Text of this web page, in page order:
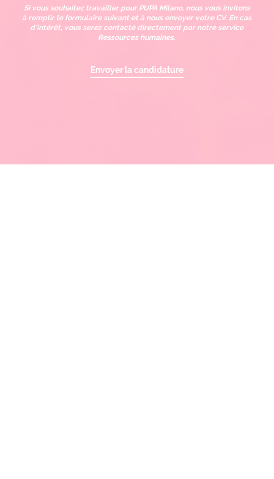
Si vous souhaitez travailler pour PUPA Milano, nous vous invitons
à remplir le formulaire suivant et à nous envoyer votre CV. En cas
d’intérêt, vous serez contacté directement par notre service
Ressources humaines.
Envoyer la candidature